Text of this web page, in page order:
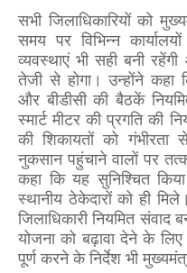
सभी जिलाधिकारियों को
समय पर विभिन्न
व्यवस्थाएं भी सही बनी
तेजी से होगा। उन्होंने कहा
और बीडीसी की बैठकें
स्मार्ट मीटर की प्रगति की
की शिकायतों को गंभीरता
नुकसान पहुंचाने वालों पर
कहा कि यह सुनिश्चित
स्थानीय ठेकेदारों को ही
जिलाधिकारी नियमित संवाद
योजना को बढ़ावा देने के
पूर्ण करने के निर्देश भी